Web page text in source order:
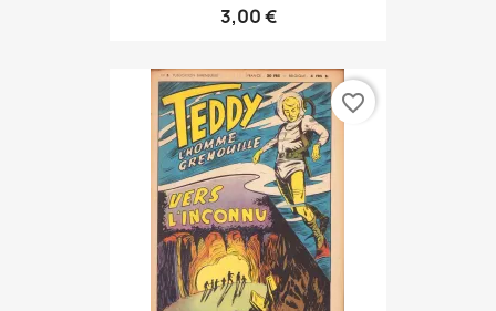
3,00 €
favorite_border